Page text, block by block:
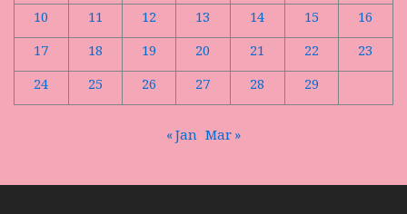
10
11 12 13 14 15
16
17
18 19 20 21 22
23
24
25 26 27 28 29
« Jan Mar »